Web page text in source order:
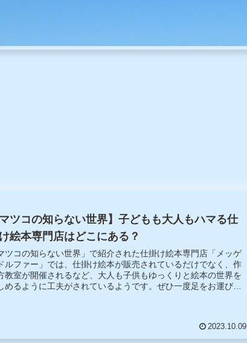
ツコの知らない世界】子どもも大人もハマる仕
絵本専門店はどこにある？
ツコの知らない世界」で紹介された仕掛け絵本専門店「メッゲ
ルファー」では、仕掛け絵本が販売されているだけでなく、作
教室が開催されるなど、大人も子供もゆっくりと絵本の世界を
めるように工夫がされているようです。ぜひ一度足をお運びく
2023.10.09